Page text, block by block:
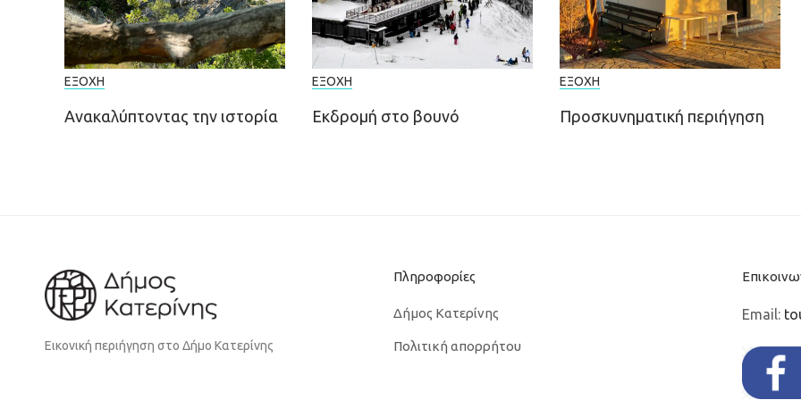
ΕΞΟΧΉ
Ανακαλύπτοντας την ιστορία
ΕΞΟΧΉ
Εκδρομή στο βουνό
ΕΞΟΧΉ
Προσκυνηματική περιήγηση
Εικονική περιήγηση στο Δήμο Κατερίνης
Πληροφορίες
Δήμος Κατερίνης
Πολιτική απορρήτου
Email: